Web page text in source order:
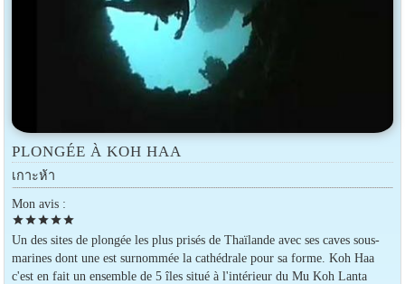
PLONGÉE À KOH HAA
เกาะห้า
Mon avis :
starstarstarstarstar
Un des sites de plongée les plus prisés de Thaïlande avec ses caves sous-
marines dont une est surnommée la cathédrale pour sa forme. Koh Haa
c'est en fait un ensemble de 5 îles situé à l'intérieur du Mu Koh Lanta